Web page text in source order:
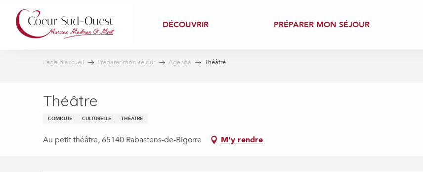
contenu
principal
DÉCOUVRIR PRÉPARER MON SÉJOUR
Page d’accueil Préparer mon séjour Agenda Théâtre
Théâtre
COMIQUE CULTURELLE THÉÂTRE
Au petit théâtre, 65140 Rabastens-de-Bigorre M'y rendre